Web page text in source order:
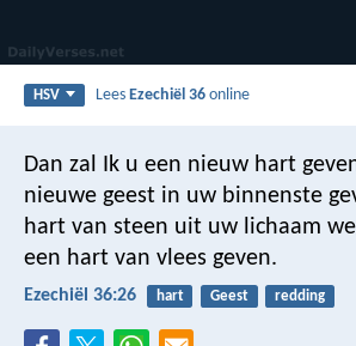
HSV LeesEzechiël 36 online
Dan zal Ik u een nieuw hart
nieuwe geest in uw binnenste
hart van steen uit uw lichaam
een hart van vlees geven.
Ezechiël 36:26 hart Geest redding